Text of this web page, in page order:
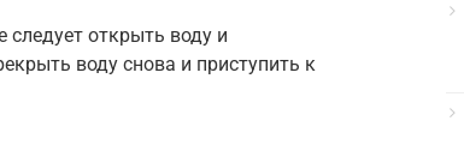
следует открыть воду и
воду снова и приступить к